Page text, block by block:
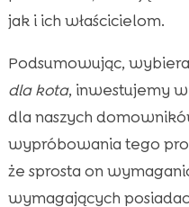
jak i ich właścicielom.
Podsumowując,
dla kota, inwestujemy
dla naszych
wypróbowania tego
że sprosta on
wymagających